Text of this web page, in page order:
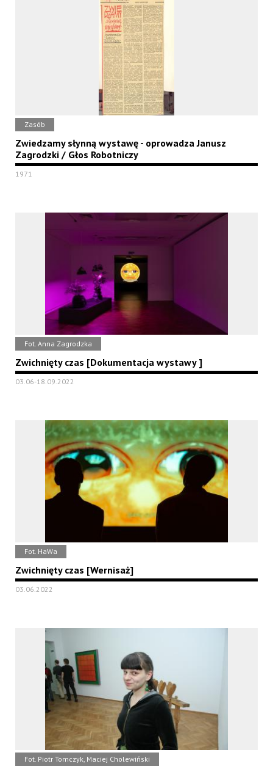
Zasób
Zwiedzamy słynną wystawę - oprowadza Janusz
Zagrodzki / Głos Robotniczy
1971
Fot. Anna Zagrodzka
Zwichnięty czas [Dokumentacja wystawy ]
03.06-18.09.2022
Fot. HaWa
Zwichnięty czas [Wernisaż]
03.06.2022
Fot. Piotr Tomczyk, Maciej Cholewiński